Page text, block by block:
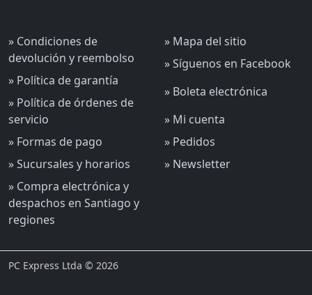
» Condiciones de
devolución y reembolso
» Política de garantía
» Política de órdenes de
servicio
» Formas de pago
» Sucursales y horarios
» Compra electrónica y
despachos en Santiago y
regiones
» Mapa del sitio
» Síguenos en Facebook
» Boleta electrónica
» Mi cuenta
» Pedidos
» Newsletter
PC Express Ltda © 2026